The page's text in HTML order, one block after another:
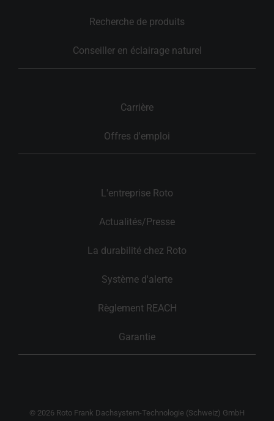
Recherche de produits
Conseiller en éclairage naturel
Carrière
Offres d'emploi
L'entreprise Roto
Actualités/Presse
La durabilité chez Roto
Système d'alerte
Règlement REACH
Garantie
© 2026 Roto Frank Dachsystem-Technologie (Schweiz) GmbH